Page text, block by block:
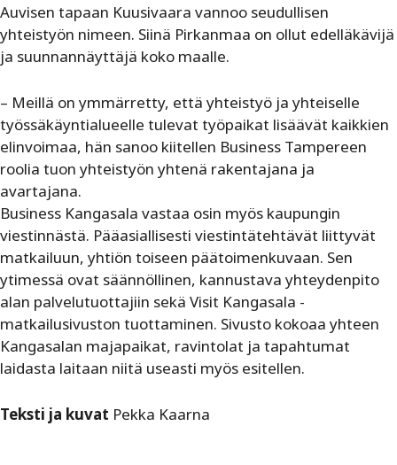
Auvisen tapaan Kuusivaara vannoo seudullisen
yhteistyön nimeen. Siinä Pirkanmaa on ollut edelläkävijä
ja suunnannäyttäjä koko maalle.
– Meillä on ymmärretty, että yhteistyö ja yhteiselle
työssäkäyntialueelle tulevat työpaikat lisäävät kaikkien
elinvoimaa, hän sanoo kiitellen Business Tampereen
roolia tuon yhteistyön yhtenä rakentajana ja
avartajana.
Business Kangasala vastaa osin myös kaupungin
viestinnästä. Pääasiallisesti viestintätehtävät liittyvät
matkailuun, yhtiön toiseen päätoimenkuvaan. Sen
ytimessä ovat säännöllinen, kannustava yhteydenpito
alan palvelutuottajiin sekä Visit Kangasala -
matkailusivuston tuottaminen. Sivusto kokoaa yhteen
Kangasalan majapaikat, ravintolat ja tapahtumat
laidasta laitaan niitä useasti myös esitellen.
Teksti ja kuvat Pekka Kaarna